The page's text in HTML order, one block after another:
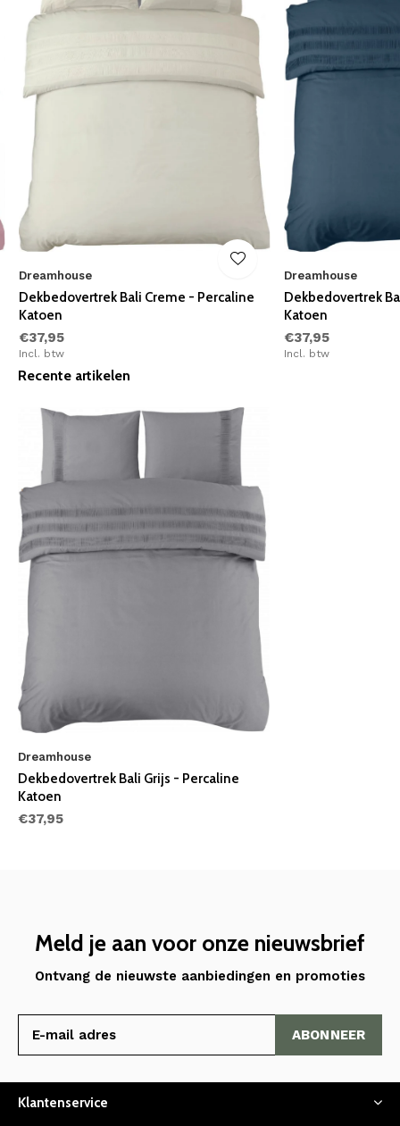
Dreamhouse
Dekbedovertrek Bali Creme - Percaline
Katoen
€37,95
Incl. btw
Dreamhouse
Dekbedovertrek
Katoen
€37,95
Incl. btw
Recente artikelen
Dreamhouse
Dekbedovertrek Bali Grijs - Percaline
Katoen
€37,95
Meld je aan voor onze nieuwsbrief
Ontvang de nieuwste aanbiedingen en promoties
ABONNEER
Klantenservice